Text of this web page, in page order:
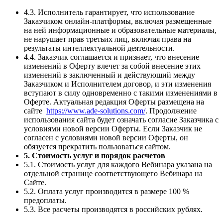
4.3. Исполнитель гарантирует, что использование
Заказчиком онлайн-платформы, включая размещенные
на ней информационные и образовательные материалы,
не нарушает прав третьих лиц, включая права на
результаты интеллектуальной деятельности.
4.4. Заказчик соглашается и признает, что внесение
изменений в Оферту влечет за собой внесение этих
изменений в заключенный и действующий между
Заказчиком и Исполнителем договор, и эти изменения
вступают в силу одновременно с такими изменениями в
Оферте. Актуальная редакция Оферты размещена на
сайте https://www.ade-solutions.com/. Продолжение
использования сайта будет означать согласие Заказчика с
условиями новой версии Оферты. Если Заказчик не
согласен с условиями новой версии Оферты, он
обязуется прекратить пользоваться сайтом.
5. Стоимость услуг и порядок расчетов
5.1. Стоимость услуг для каждого Вебинара указана на
отдельной странице соответствующего Вебинара на
Сайте.
5.2. Оплата услуг производится в размере 100 %
предоплаты.
5.3. Все расчеты производятся в российских рублях.